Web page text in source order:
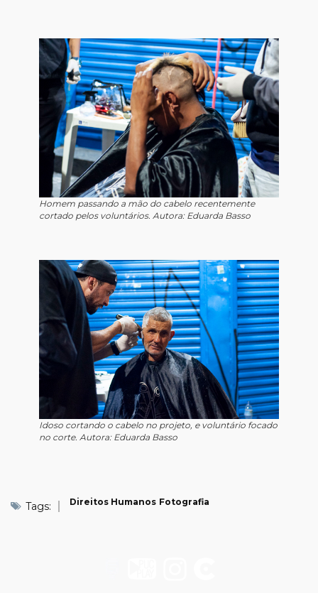
Homem passando a mão do cabelo recentemente
cortado pelos voluntários. Autora: Eduarda Basso
Idoso cortando o cabelo no projeto, e voluntário focado
no corte. Autora: Eduarda Basso
Tags: Direitos Humanos Fotografia